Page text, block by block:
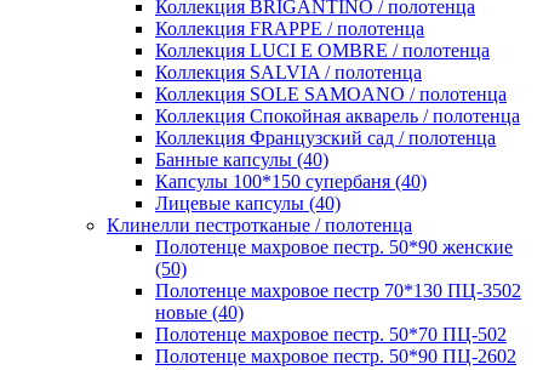
Коллекция BRIGANTINO / полотенца
Коллекция FRAPPE / полотенца
Коллекция LUCI E OMBRE / полотенца
Коллекция SALVIA / полотенца
Коллекция SOLE SAMOANO / полотенца
Коллекция Спокойная акварель / полотенца
Коллекция Французский сад / полотенца
Банные капсулы (40)
Капсулы 100*150 супербаня (40)
Лицевые капсулы (40)
Клинелли пестротканые / полотенца
Полотенце махровое пестр. 50*90 женские
(50)
Полотенце махровое пестр 70*130 ПЦ-3502
новые (40)
Полотенце махровое пестр. 50*70 ПЦ-502
Полотенце махровое пестр. 50*90 ПЦ-2602